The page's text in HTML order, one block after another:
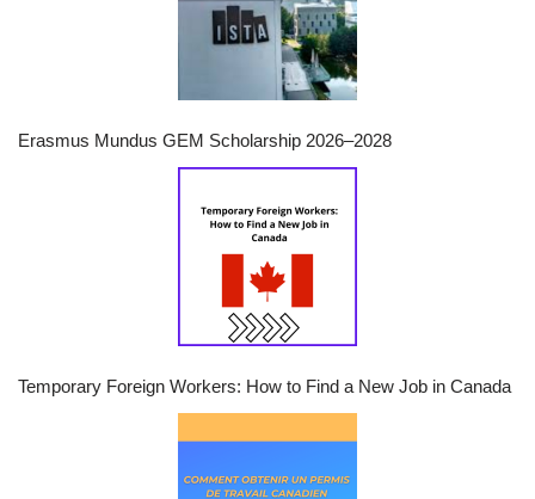
Erasmus Mundus GEM Scholarship 2026–2028
Temporary Foreign Workers: How to Find a New Job in Canada